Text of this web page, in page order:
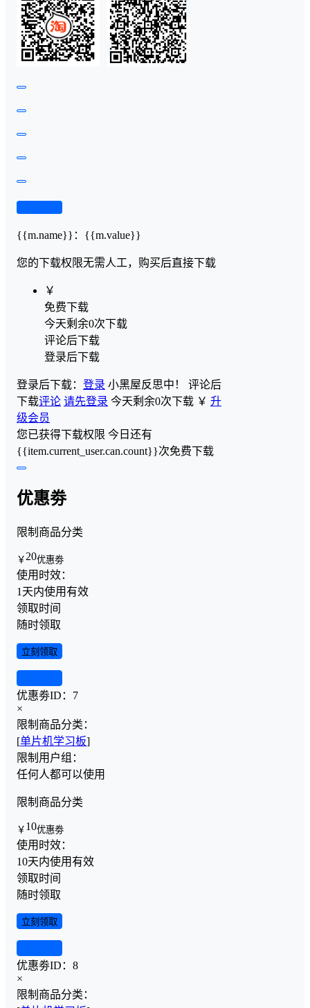
{{m.name}} ： {{m.value}}
您的下载权限无需人工，购买后直接下载
￥
免费下载
今天剩余0次下载
评论后下载
登录后下载
登录后下载： 登录 小黑屋反思中！ 评论后
下载评论 请先登录 今天剩余0次下载 ￥ 升
级会员
您已获得下载权限 今日还有
{{item.current_user.can.count}}次免费下载
优惠劵
限制商品分类
￥ 20优惠劵
使用时效：
1天内使用有效
领取时间
随时领取
立刻领取
优惠劵ID： 7
×
限制商品分类：
[单片机学习板]
限制用户组：
任何人都可以使用
限制商品分类
￥ 10优惠劵
使用时效：
10天内使用有效
领取时间
随时领取
立刻领取
优惠劵ID： 8
×
限制商品分类：